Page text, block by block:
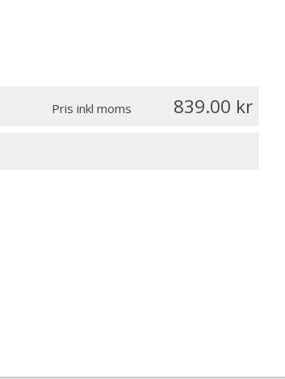
Pris inkl moms 839.00